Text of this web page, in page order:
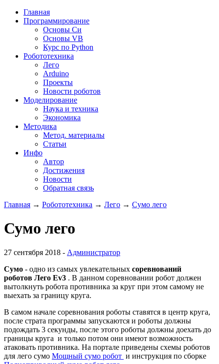
Главная
Программирование
Основы Си
Основы VB
Курс по Python
Робототехника
Лего
Arduino
Проекты
Новости роботов
Моделирование
Наука и техника
Экономика
Методика
Метод. материалы
Статьи
Инфо
Автор
Достижения
Новости
Обратная связь
Главная → Робототехника → Лего → Сумо лего
Сумо лего
27 сентября 2018 - Администратор
Сумо - одно из самых увлекательных соревнований
роботов Лего Ev3 . В данном соревновании робот должен
вытолкнуть робота противника за круг при этом самому не
выехать за границу круга.
В самом начале соревнования роботы ставятся в центр круга,
после страта программы запускаются и роботы должны
подождать 3 секунды, после этого роботы должны доехать до
границы круга и только потом они имеют возможность
атаковать противника. На портале приведены схемы роботов
для лего сумо Мощный сумо робот и инструкция по сборке